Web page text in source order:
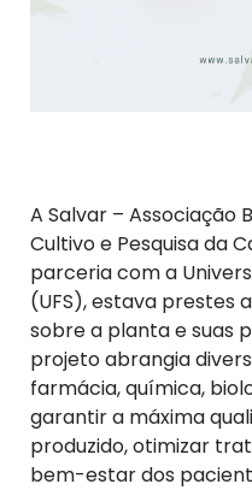
A Salvar – Associação
Cultivo e Pesquisa da
parceria com a
(UFS), estava prestes
sobre a planta e suas
projeto abrangia
farmácia, química,
garantir a máxima
produzido, otimizar
bem-estar dos